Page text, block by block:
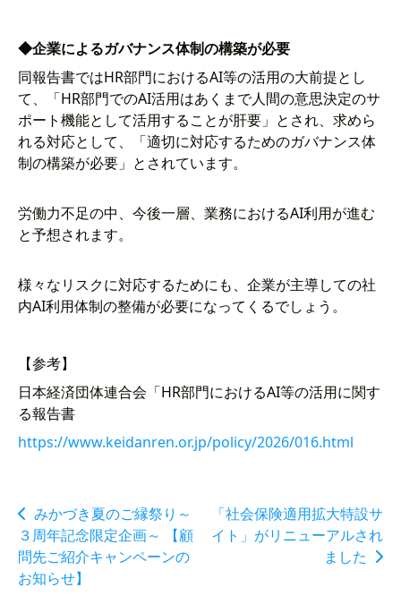
◆企業によるガバナンス体制の構築が必要
同報告書ではHR部門におけるAI等の活用の大前提とし
て、「HR部門でのAI活用はあくまで人間の意思決定のサ
ポート機能として活用することが肝要」とされ、求めら
れる対応として、「適切に対応するためのガバナンス体
制の構築が必要」とされています。
労働力不足の中、今後一層、業務におけるAI利用が進む
と予想されます。
様々なリスクに対応するためにも、企業が主導しての社
内AI利用体制の整備が必要になってくるでしょう。
【参考】
日本経済団体連合会「HR部門におけるAI等の活用に関す
る報告書
https://www.keidanren.or.jp/policy/2026/016.html
みかづき夏のご縁祭り～
３周年記念限定企画～ 【顧
問先ご紹介キャンペーンの
お知らせ】
「社会保険適用拡大特設サ
イト」がリニューアルされ
ました